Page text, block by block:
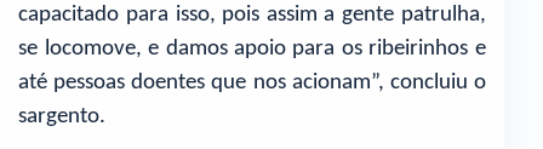
capacitado para isso, pois assim a gente patrulha,
se locomove, e damos apoio para os ribeirinhos e
até pessoas doentes que nos acionam”, concluiu o
sargento.